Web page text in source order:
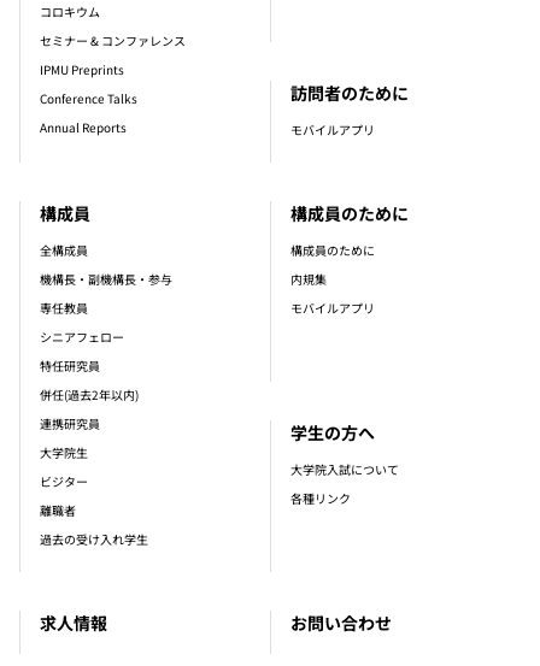
構成員
全構成員
機構長・副機構長・参与
専任教員
シニアフェロー
特任研究員
併任(過去2年以内)
連携研究員
大学院生
ビジター
離職者
過去の受け入れ学生
コロキウム
セミナー & コンファレンス
IPMU Preprints
Conference Talks
Annual Reports
求人情報
訪問者のために
モバイルアプリ
構成員のために
構成員のために
内規集
モバイルアプリ
学生の方へ
大学院入試について
各種リンク
お問い合わせ